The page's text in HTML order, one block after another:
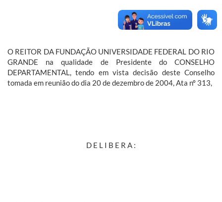
O REITOR DA FUNDAÇÃO UNIVERSIDADE FEDERAL DO RIO
GRANDE na qualidade de Presidente do CONSELHO
DEPARTAMENTAL, tendo em vista decisão deste Conselho
tomada em reunião do dia 20 de dezembro de 2004, Ata nº 313,
D E L I B E R A :